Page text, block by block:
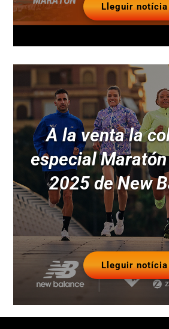
Lleguir notícia
A la venta la
especial
2025 de New
Lleguir notícia